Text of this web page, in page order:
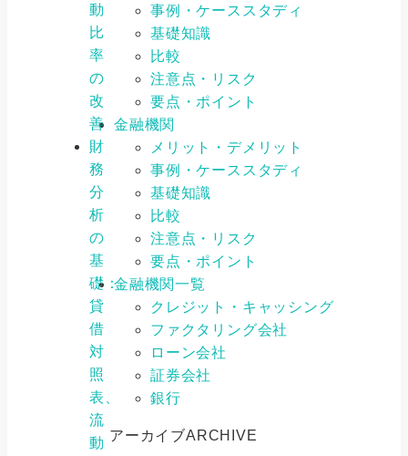
動
比
率
の
改
善
財
務
分
析
の
基
礎：
貸
借
対
照
表、
流
動
事例・ケーススタディ
基礎知識
比較
注意点・リスク
要点・ポイント
金融機関
メリット・デメリット
事例・ケーススタディ
基礎知識
比較
注意点・リスク
要点・ポイント
金融機関一覧
クレジット・キャッシング
ファクタリング会社
ローン会社
証券会社
銀行
アーカイブARCHIVE